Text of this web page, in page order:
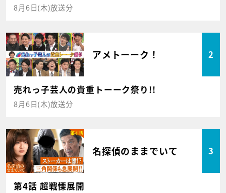
8月6日(木)放送分
アメトーーク！ 2
売れっ子芸人の貴重トーーク祭り!!
8月6日(木)放送分
名探偵のままでいて 3
第4話 超戦慄展開